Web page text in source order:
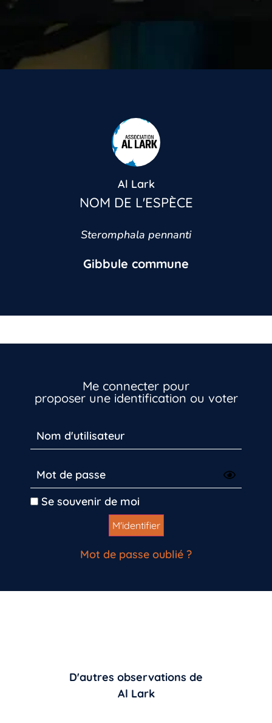
Al Lark
NOM DE L'ESPÈCE
Steromphala pennanti
Gibbule commune
Me connecter pour
proposer une identification ou voter
Se souvenir de moi
Mot de passe oublié ?
D'autres observations de
Al Lark